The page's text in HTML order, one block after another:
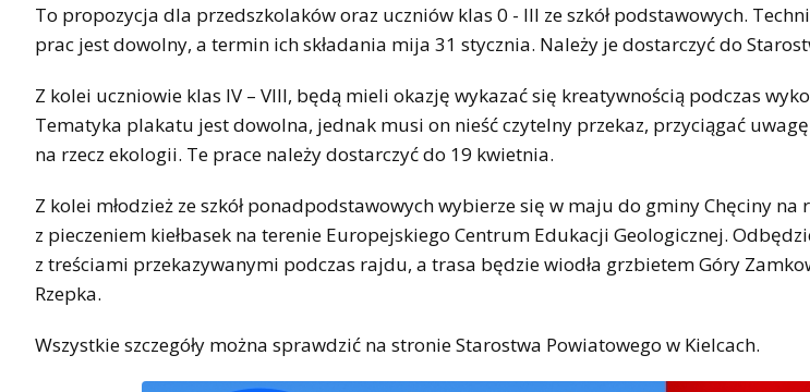
To propozycja dla przedszkolaków oraz uczniów klas 0 - III ze szkół podstawowych.
prac jest dowolny, a termin ich składania mija 31 stycznia. Należy je dostarczyć do
Z kolei uczniowie klas IV – VIII, będą mieli okazję wykazać się kreatywnością podczas
Tematyka plakatu jest dowolna, jednak musi on nieść czytelny przekaz, przyciągać
na rzecz ekologii. Te prace należy dostarczyć do 19 kwietnia.
Z kolei młodzież ze szkół ponadpodstawowych wybierze się w maju do gminy Chęciny
z pieczeniem kiełbasek na terenie Europejskiego Centrum Edukacji Geologicznej.
z treściami przekazywanymi podczas rajdu, a trasa będzie wiodła grzbietem Góry
Rzepka.
Wszystkie szczegóły można sprawdzić na stronie Starostwa Powiatowego w Kielcach.